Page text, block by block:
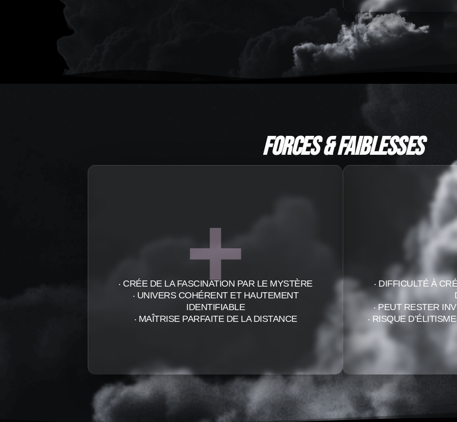
Forces & faiblesses
+
‧ CRÉE DE LA FASCINATION PAR LE MYSTÈRE
‧ UNIVERS COHÉRENT ET HAUTEMENT
IDENTIFIABLE
‧ MAÎTRISE PARFAITE DE LA DISTANCE
‧ DIFFICULTÉ À
‧ PEUT RESTER
‧ RISQUE